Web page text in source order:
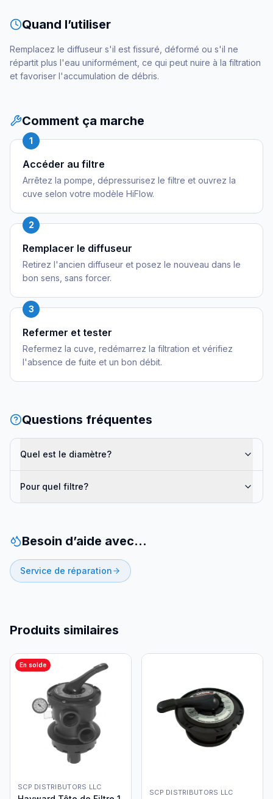
Quand l’utiliser
Remplacez le diffuseur s'il est fissuré, déformé ou s'il ne
répartit plus l'eau uniformément, ce qui peut nuire à la filtration
et favoriser l'accumulation de débris.
Comment ça marche
1
Accéder au filtre
Arrêtez la pompe, dépressurisez le filtre et ouvrez la
cuve selon votre modèle HiFlow.
2
Remplacer le diffuseur
Retirez l'ancien diffuseur et posez le nouveau dans le
bon sens, sans forcer.
3
Refermer et tester
Refermez la cuve, redémarrez la filtration et vérifiez
l'absence de fuite et un bon débit.
Questions fréquentes
Quel est le diamètre?
Pour quel filtre?
Besoin d’aide avec…
Service de réparation
Produits similaires
En solde
SCP DISTRIBUTORS LLC
SCP DISTRIBUTORS LLC